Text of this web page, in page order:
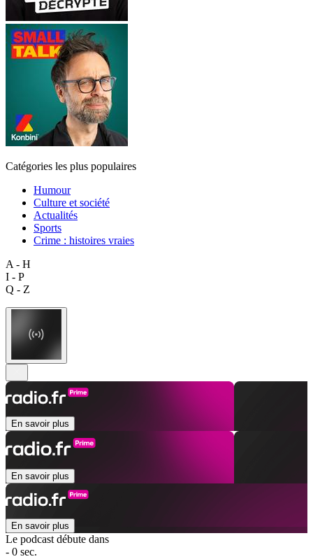
Catégories les plus populaires
Humour
Culture et société
Actualités
Sports
Crime : histoires vraies
A - H
I - P
Q - Z
En savoir plus
En savoir plus
En savoir plus
Le podcast débute dans
- 0 sec.